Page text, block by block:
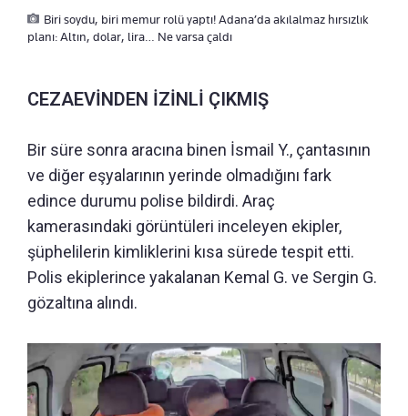
Biri soydu, biri memur rolü yaptı! Adana’da akılalmaz hırsızlık
planı: Altın, dolar, lira… Ne varsa çaldı
CEZAEVİNDEN İZİNLİ ÇIKMIŞ
Bir süre sonra aracına binen İsmail Y., çantasının
ve diğer eşyalarının yerinde olmadığını fark
edince durumu polise bildirdi. Araç
kamerasındaki görüntüleri inceleyen ekipler,
şüphelilerin kimliklerini kısa sürede tespit etti.
Polis ekiplerince yakalanan Kemal G. ve Sergin G.
gözaltına alındı.